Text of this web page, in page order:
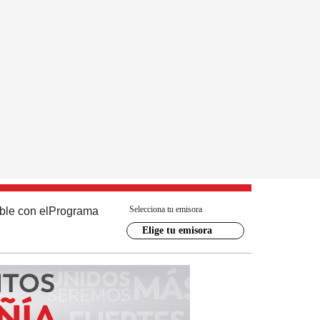
con el Programa Selecciona tu emisora
Elige tu emisora